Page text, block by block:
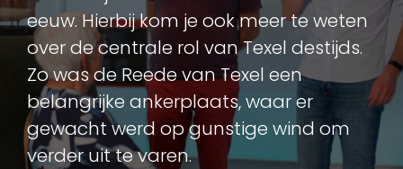
eeuw. Hierbij kom je ook meer te weten
over de centrale rol van Texel destijds.
Zo was de Reede van Texel een
belangrijke ankerplaats, waar er
gewacht werd op gunstige wind om
verder uit te varen.